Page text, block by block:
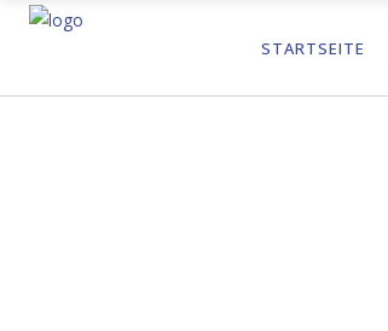
STARTSEITE